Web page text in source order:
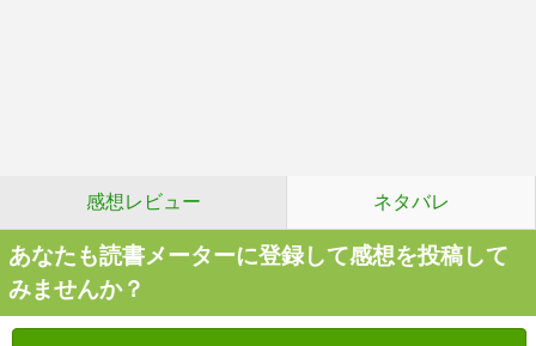
感想レビュー ネタバレ
あなたも読書メーターに登録して感想を投稿して
みませんか？